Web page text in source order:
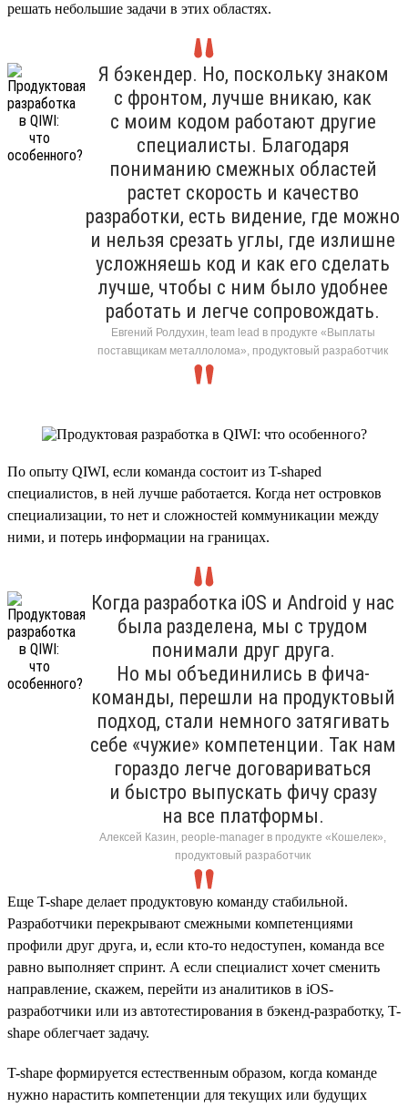
решать небольшие задачи в этих областях.
Я бэкендер. Но, поскольку знаком
с фронтом, лучше вникаю, как
с моим кодом работают другие
специалисты. Благодаря
пониманию смежных областей
растет скорость и качество
разработки, есть видение, где можно
и нельзя срезать углы, где излишне
усложняешь код и как его сделать
лучше, чтобы с ним было удобнее
работать и легче сопровождать.
Евгений Ролдухин, team lead в продукте «Выплаты
поставщикам металлолома», продуктовый разработчик
По опыту QIWI, если команда состоит из T-shaped
специалистов, в ней лучше работается. Когда нет островков
специализации, то нет и сложностей коммуникации между
ними, и потерь информации на границах.
Когда разработка iOS и Android у нас
была разделена, мы с трудом
понимали друг друга.
Но мы объединились в фича-
команды, перешли на продуктовый
подход, стали немного затягивать
себе «чужие» компетенции. Так нам
гораздо легче договариваться
и быстро выпускать фичу сразу
на все платформы.
Алексей Казин, people-manager в продукте «Кошелек»,
продуктовый разработчик
Еще T-shape делает продуктовую команду стабильной.
Разработчики перекрывают смежными компетенциями
профили друг друга, и, если кто-то недоступен, команда все
равно выполняет спринт. А если специалист хочет сменить
направление, скажем, перейти из аналитиков в iOS-
разработчики или из автотестирования в бэкенд-разработку, T-
shape облегчает задачу.
T-shape формируется естественным образом, когда команде
нужно нарастить компетенции для текущих или будущих